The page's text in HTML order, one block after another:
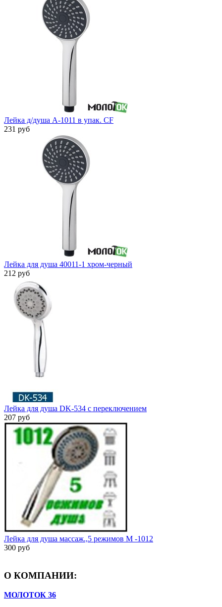
Лейка д/душа A-1011 в упак. CF
231 руб
Лейка для душа 40011-1 хром-черный
212 руб
Лейка для душа DK-534 с переключением
207 руб
Лейка для душа массаж.,5 режимов M -1012
300 руб
О КОМПАНИИ:
МОЛОТОК 36